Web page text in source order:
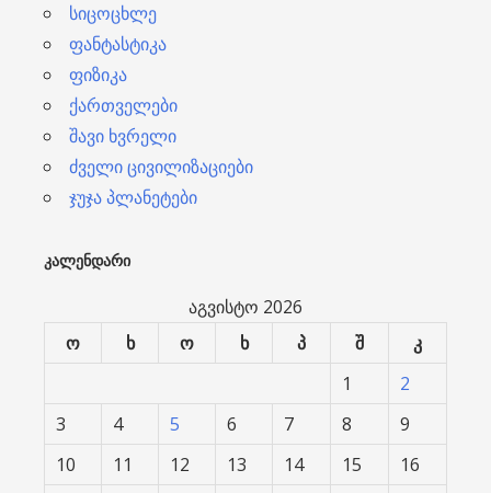
სიცოცხლე
ფანტასტიკა
ფიზიკა
ქართველები
შავი ხვრელი
ძველი ცივილიზაციები
ჯუჯა პლანეტები
ᲙᲐᲚᲔᲜᲓᲐᲠᲘ
აგვისტო 2026
ო
ხ ო ხ პ შ
კ
1
2
3
4 5 6 7 8
9
10
11 12 13 14 15 16